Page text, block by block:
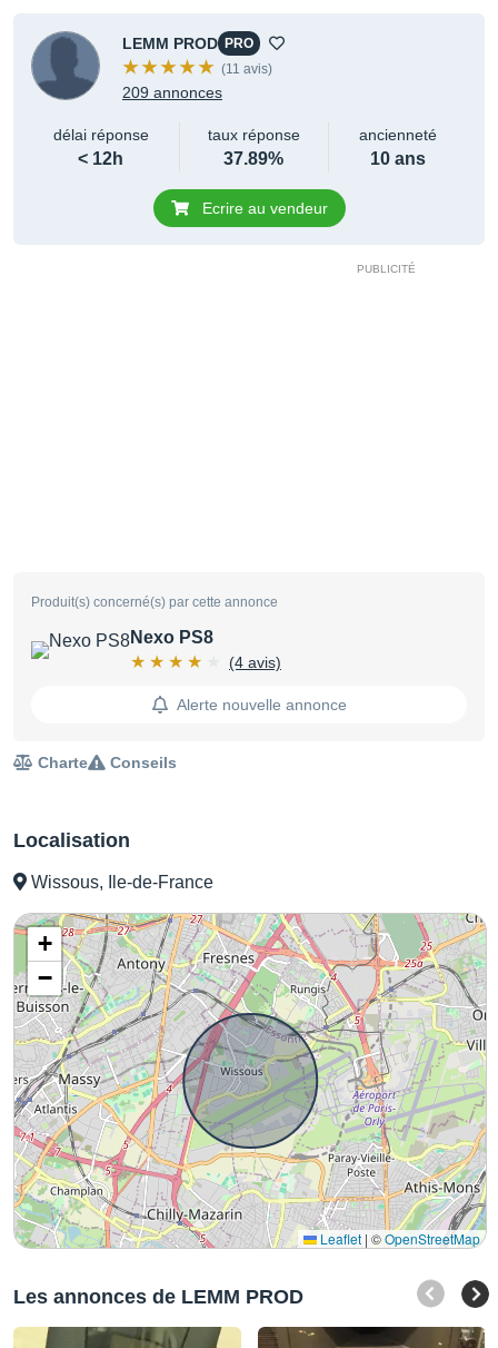
Localisation
Wissous, Ile-de-France
+
−
Leaflet | ©OpenStreetMap
Les annonces de LEMM PROD
LEMM PROD PRO
(11 avis)
209 annonces
délai réponse
< 12h
taux réponse
37.89%
ancienneté
10 ans
Ecrire au vendeur
Produit(s) concerné(s) par cette annonce
Nexo PS8
(4 avis)
Alerte nouvelle annonce
Charte Conseils